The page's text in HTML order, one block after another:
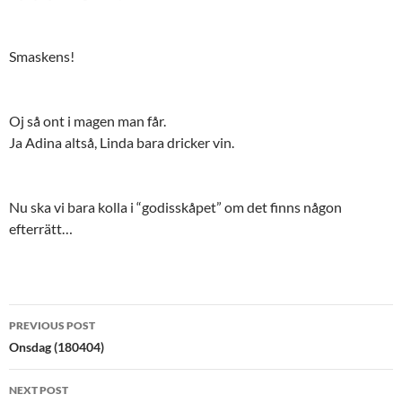
Smaskens!
Oj så ont i magen man får.
Ja Adina altså, Linda bara dricker vin.
Nu ska vi bara kolla i “godisskåpet” om det finns någon
efterrätt…
Post
navigation
PREVIOUS POST
Onsdag (180404)
NEXT POST